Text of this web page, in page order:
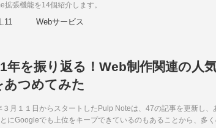
拡張機能を14個紹介します。
Webサービス
年を振り返る！Web制作関連の人
あつめてみた
３月１１日からスタートしたPulp Noteは、47の記事を更新し、
にGoogleでも上位をキープできているのもあることから、多